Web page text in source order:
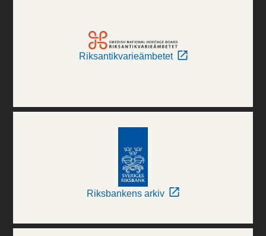
Riksantikvarieämbetet
Riksbankens arkiv